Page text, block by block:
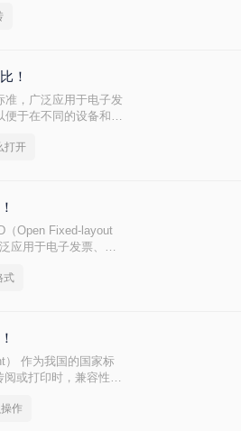
！
准，广泛应用于电子发
于在不同的设备和软
打开
（Open Fixed-layout
应用于电子发票、电
换OFD为PDF成为
式
） 作为我国的国家标
或打印时，兼容性更
作